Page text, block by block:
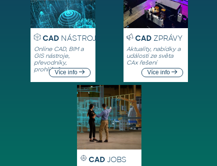
CADNÁSTROJE
Online CAD, BIM a
GIS nástroje,
převodníky,
prohlížečeVíce info
CADZPRÁVY
Aktuality, nabídky a
události ze světa
CAx řešení
Více info
CAD JOBS